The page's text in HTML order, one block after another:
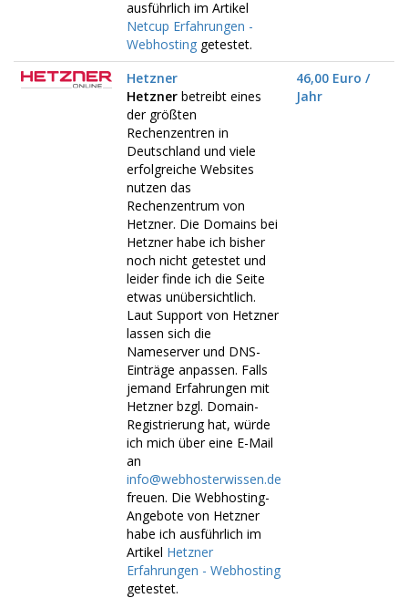
ausführlich im Artikel
Netcup Erfahrungen -
Webhosting getestet.
Hetzner
Hetzner betreibt eines
der größten
Rechenzentren in
Deutschland und viele
erfolgreiche Websites
nutzen das
Rechenzentrum von
Hetzner. Die Domains bei
Hetzner habe ich bisher
noch nicht getestet und
leider finde ich die Seite
etwas unübersichtlich.
Laut Support von Hetzner
lassen sich die
Nameserver und DNS-
Einträge anpassen. Falls
jemand Erfahrungen mit
Hetzner bzgl. Domain-
Registrierung hat, würde
ich mich über eine E-Mail
an
info@webhosterwissen.de
freuen. Die Webhosting-
Angebote von Hetzner
habe ich ausführlich im
Artikel Hetzner
Erfahrungen - Webhosting
getestet.
46,00 Euro /
Jahr